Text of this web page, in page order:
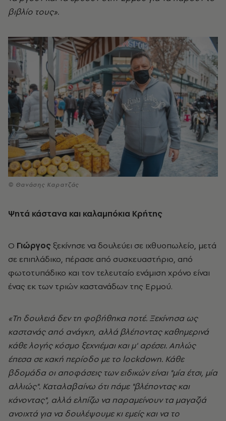
βιβλίο τους».
© Θανάσης Καρατζάς
Ψητά κάστανα και καλαμπόκια Κρήτης
Ο Γιώργος ξεκίνησε να δουλεύει σε ιχθυοπωλείο, μετά
σε επιπλάδικο, πέρασε από συσκευαστήριο, από
φωτοτυπάδικο και τον τελευταίο ενάμιση χρόνο είναι
ένας εκ των τριών καστανάδων της Ερμού.
«Τη δουλειά δεν τη φοβήθηκα ποτέ. Ξεκίνησα ως
καστανάς από ανάγκη, αλλά βλέποντας καθημερινά
κάθε λογής κόσμο ξεχνιέμαι και μ' αρέσει. Απλώς
έπεσα σε κακή περίοδο με το lockdown. Κάθε
βδομάδα οι αποφάσεις των ειδικών είναι "μία έτσι, μία
αλλιώς". Καταλαβαίνω ότι πάμε "βλέποντας και
κάνοντας", αλλά ελπίζω να παραμείνουν τα μαγαζιά
ανοιχτά για να δουλέψουμε κι εμείς και να το